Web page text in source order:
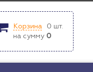
Корзина 0 шт.
на сумму 0